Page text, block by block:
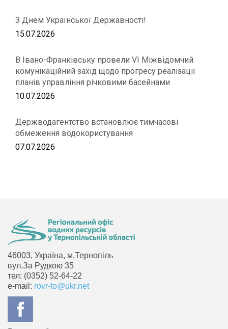
З Днем Української Державності!
15.07.2026
В Івано-Франківську провели VІ Міжвідомчий
комунікаційний захід щодо прогресу реалізації
планів управління річковими басейнами
10.07.2026
Держводагентство встановлює тимчасові
обмеження водокористування
07.07.2026
46003, Україна, м.Тернопіль
вул.За Рудкою 35
тел: (0352) 52-64-22
e-mail: rovr-to@ukr.net